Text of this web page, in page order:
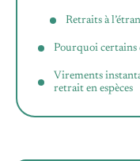
Retraits à
Pourquoi
Virements
retrait en espèces